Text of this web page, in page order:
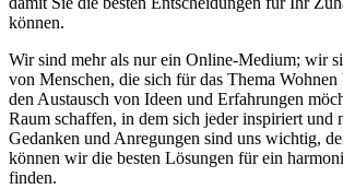
können.
Wir sind mehr als nur ein Online-Medium; wir
von Menschen, die sich für das Thema Wohnen
den Austausch von Ideen und Erfahrungen
Raum schaffen, in dem sich jeder inspiriert und
Gedanken und Anregungen sind uns wichtig,
können wir die besten Lösungen für ein
finden.